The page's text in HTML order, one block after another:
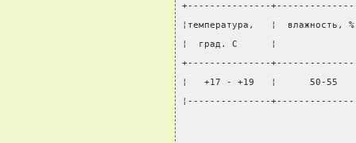
+---------------
¦температура,   ¦  влажность,
¦  град. С      ¦
+---------------
¦   +17 - +19   ¦      50-55
¦---------------